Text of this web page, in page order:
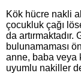
Kök hücre nakli
çocukluk çağı
da
bulunamaması
anne, baba veya
uyumlu nakiller